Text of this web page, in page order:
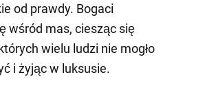
od prawdy. Bogaci
wśród mas, ciesząc się
wielu ludzi nie mogło
i żyjąc w luksusie.